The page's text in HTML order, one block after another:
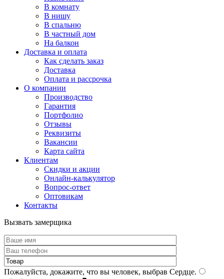
В комнату
В нишу
В спальню
В частный дом
На балкон
Доставка и оплата
Как сделать заказ
Доставка
Оплата и рассрочка
О компании
Производство
Гарантия
Портфолио
Отзывы
Реквизиты
Вакансии
Карта сайта
Клиентам
Скидки и акции
Онлайн-калькулятор
Вопрос-ответ
Оптовикам
Контакты
Вызвать замерщика
Пожалуйста, докажите, что вы человек, выбрав Сердце.